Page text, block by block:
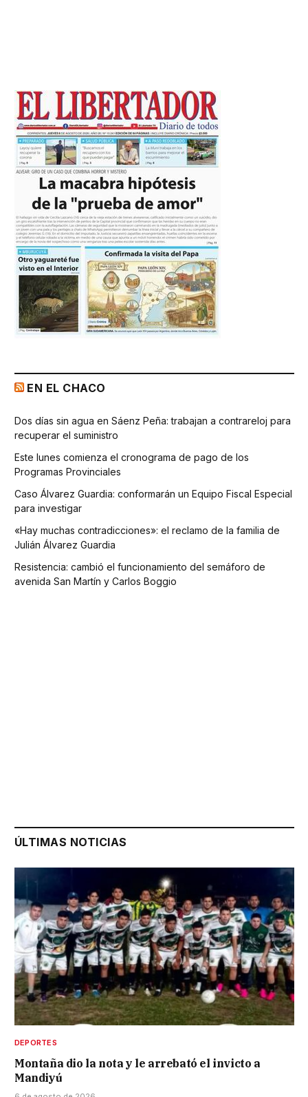
EN EL CHACO
Dos días sin agua en Sáenz Peña: trabajan a contrareloj para
recuperar el suministro
Este lunes comienza el cronograma de pago de los
Programas Provinciales
Caso Álvarez Guardia: conformarán un Equipo Fiscal Especial
para investigar
«Hay muchas contradicciones»: el reclamo de la familia de
Julián Álvarez Guardia
Resistencia: cambió el funcionamiento del semáforo de
avenida San Martín y Carlos Boggio
ÚLTIMAS NOTICIAS
DEPORTES
Montaña dio la nota y le arrebató el invicto a
Mandiyú